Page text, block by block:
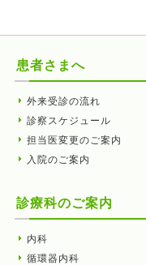
患者さまへ
外来受診の流れ
診察スケジュール
担当医変更のご案内
入院のご案内
診療科のご案内
内科
循環器内科